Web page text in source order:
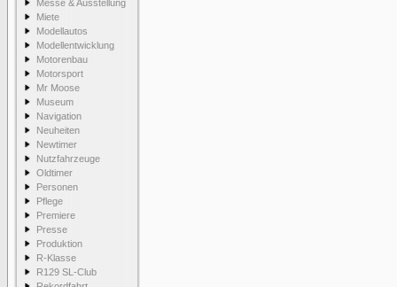
Messe & Ausstellung
Miete
Modellautos
Modellentwicklung
Motorenbau
Motorsport
Mr Moose
Museum
Navigation
Neuheiten
Newtimer
Nutzfahrzeuge
Oldtimer
Personen
Pflege
Premiere
Presse
Produktion
R-Klasse
R129 SL-Club